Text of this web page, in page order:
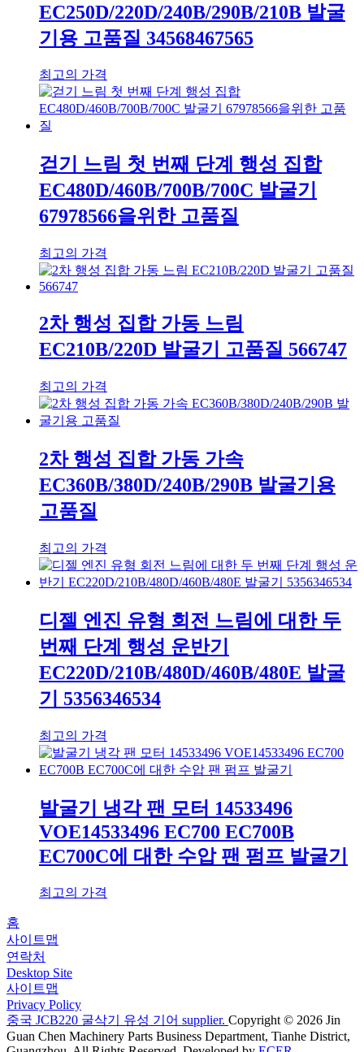
EC250D/220D/240B/290B/210B 발굴
기용 고품질 34568467565
최고의 가격
걷기 느림 첫 번째 단계 행성 집합
EC480D/460B/700B/700C 발굴기
67978566을위한 고품질
최고의 가격
2차 행성 집합 가동 느림
EC210B/220D 발굴기 고품질 566747
최고의 가격
2차 행성 집합 가동 가속
EC360B/380D/240B/290B 발굴기용
고품질
최고의 가격
디젤 엔진 유형 회전 느림에 대한 두
번째 단계 행성 운반기
EC220D/210B/480D/460B/480E 발굴
기 5356346534
최고의 가격
발굴기 냉각 팬 모터 14533496
VOE14533496 EC700 EC700B
EC700C에 대한 수압 팬 펌프 발굴기
최고의 가격
홈
사이트맵
연락처
Desktop Site
사이트맵
Privacy Policy
중국 JCB220 굴삭기 유성 기어 supplier. Copyright © 2026 Jin
Guan Chen Machinery Parts Business Department, Tianhe District,